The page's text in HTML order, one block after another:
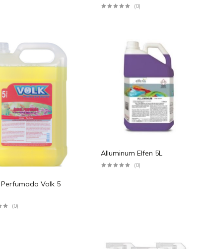
(0)
Volk 5
(0)
Alluminum Elfen 5L
(0)